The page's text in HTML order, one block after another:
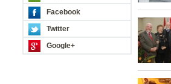
Facebook
Twitter
Google+